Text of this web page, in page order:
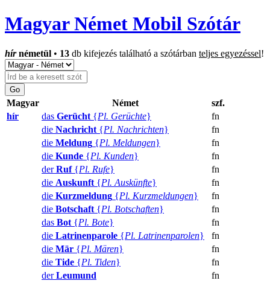
Magyar Német Mobil Szótár
hírnémetül • 13 db kifejezés található a szótárban teljes egyezéssel!
Magyar Német
szf.
hír
das Gerücht {Pl. Gerüchte}
fn
die Nachricht {Pl. Nachrichten}
fn
die Meldung {Pl. Meldungen}
fn
die Kunde {Pl. Kunden}
fn
derRuf{Pl. Rufe}
fn
die Auskunft {Pl. Auskünfte}
fn
die Kurzmeldung {Pl. Kurzmeldungen}
fn
die Botschaft {Pl. Botschaften}
fn
das Bot {Pl. Bote}
fn
die Latrinenparole {Pl. Latrinenparolen}
fn
die Mär {Pl. Mären}
fn
die Tide {Pl. Tiden}
fn
derLeumund fn